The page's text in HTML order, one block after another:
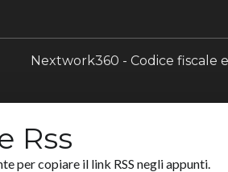
Nextwork360 - Codice fiscale
Rss
per copiare il link RSS negli appunti.